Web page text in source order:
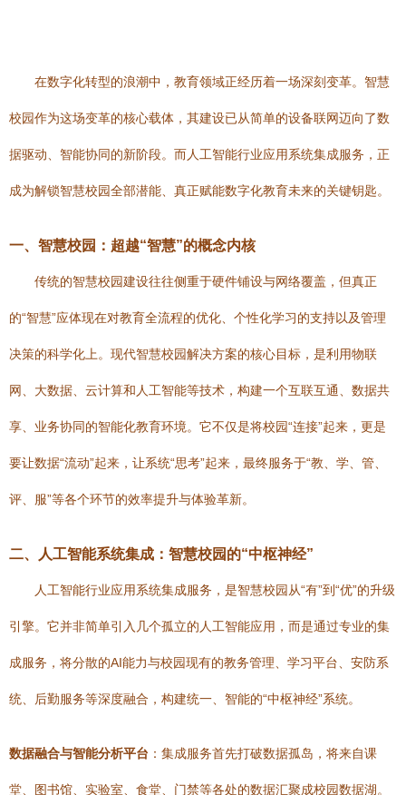
在数字化转型的浪潮中，教育领域正经历着一场深刻变革。智慧
校园作为这场变革的核心载体，其建设已从简单的设备联网迈向了数
据驱动、智能协同的新阶段。而人工智能行业应用系统集成服务，正
成为解锁智慧校园全部潜能、真正赋能数字化教育未来的关键钥匙。
一、智慧校园：超越“智慧”的概念内核
传统的智慧校园建设往往侧重于硬件铺设与网络覆盖，但真正
的“智慧”应体现在对教育全流程的优化、个性化学习的支持以及管理
决策的科学化上。现代智慧校园解决方案的核心目标，是利用物联
网、大数据、云计算和人工智能等技术，构建一个互联互通、数据共
享、业务协同的智能化教育环境。它不仅是将校园“连接”起来，更是
要让数据“流动”起来，让系统“思考”起来，最终服务于“教、学、管、
评、服”等各个环节的效率提升与体验革新。
二、人工智能系统集成：智慧校园的“中枢神经”
人工智能行业应用系统集成服务，是智慧校园从“有”到“优”的升级
引擎。它并非简单引入几个孤立的人工智能应用，而是通过专业的集
成服务，将分散的AI能力与校园现有的教务管理、学习平台、安防系
统、后勤服务等深度融合，构建统一、智能的“中枢神经”系统。
数据融合与智能分析平台 ：集成服务首先打破数据孤岛，将来自课
堂、图书馆、实验室、食堂、门禁等各处的数据汇聚成校园数据湖。